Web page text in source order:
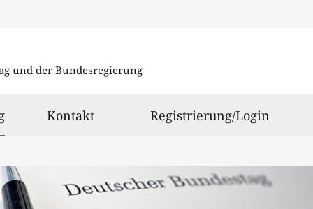
und der Bundesregierung
ausgewählt
Kontakt Registrierung/Login